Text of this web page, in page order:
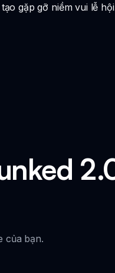
gặp gỡ niềm vui lễ
của bạn.